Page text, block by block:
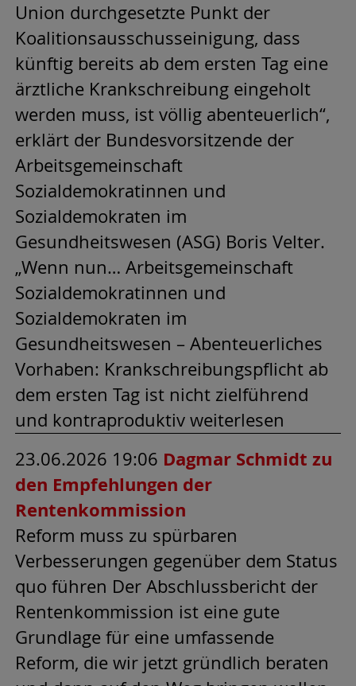
Union durchgesetzte Punkt der
Koalitionsausschusseinigung, dass
künftig bereits ab dem ersten Tag eine
ärztliche Krankschreibung eingeholt
werden muss, ist völlig abenteuerlich“,
erklärt der Bundesvorsitzende der
Arbeitsgemeinschaft
Sozialdemokratinnen und
Sozialdemokraten im
Gesundheitswesen (ASG) Boris Velter.
„Wenn nun… Arbeitsgemeinschaft
Sozialdemokratinnen und
Sozialdemokraten im
Gesundheitswesen – Abenteuerliches
Vorhaben: Krankschreibungspflicht ab
dem ersten Tag ist nicht zielführend
und kontraproduktiv weiterlesen
23.06.2026 19:06 Dagmar Schmidt zu
den Empfehlungen der
Rentenkommission
Reform muss zu spürbaren
Verbesserungen gegenüber dem Status
quo führen Der Abschlussbericht der
Rentenkommission ist eine gute
Grundlage für eine umfassende
Reform, die wir jetzt gründlich beraten